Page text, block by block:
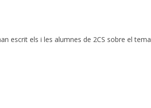
escrit els i les alumnes de 2CS sobre el tema